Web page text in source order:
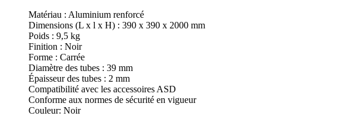
Matériau : Aluminium renforcé
Dimensions (L x l x H) : 390 x 390 x 2000 mm
Poids : 9,5 kg
Finition : Noir
Forme : Carrée
Diamètre des tubes : 39 mm
Épaisseur des tubes : 2 mm
Compatibilité avec les accessoires ASD
Conforme aux normes de sécurité en vigueur
Couleur: Noir